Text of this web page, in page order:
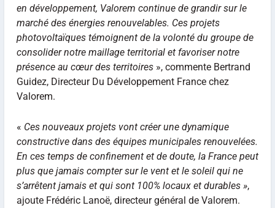
en développement, Valorem continue de grandir sur le
marché des énergies renouvelables. Ces projets
photovoltaïques témoignent de la volonté du groupe de
consolider notre maillage territorial et favoriser notre
présence au cœur des territoires», commente Bertrand
Guidez, Directeur Du Développement France chez
Valorem.
« Ces nouveaux projets vont créer une dynamique
constructive dans des équipes municipales renouvelées.
En ces temps de confinement et de doute, la France peut
plus que jamais compter sur le vent et le soleil qui ne
s’arrêtent jamais et qui sont 100% locaux et durables »,
ajoute Frédéric Lanoë, directeur général de Valorem.